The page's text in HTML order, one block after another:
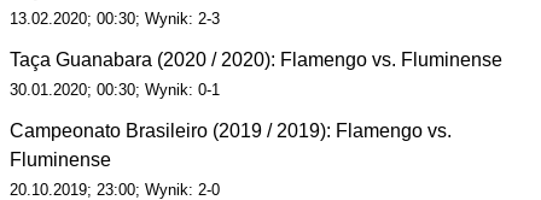
13.02.2020; 00:30; Wynik: 2-3
Taça Guanabara (2020 / 2020): Flamengo vs. Fluminense
30.01.2020; 00:30; Wynik: 0-1
Campeonato Brasileiro (2019 / 2019): Flamengo vs.
Fluminense
20.10.2019; 23:00; Wynik: 2-0